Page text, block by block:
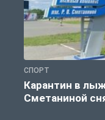
СПОРТ
Карантин в
Сметаниной